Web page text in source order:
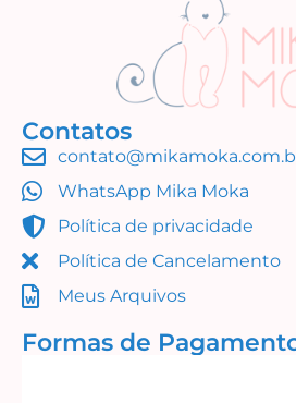
Contatos
WhatsApp Mika Moka
Política de privacidade
Política de Cancelamento
Meus Arquivos
Formas de